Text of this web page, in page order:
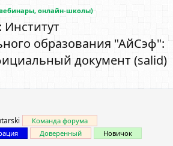
онлайн-школы)
образования "АйСэф":
документ (salid)
Команда форума
Доверенный Новичок